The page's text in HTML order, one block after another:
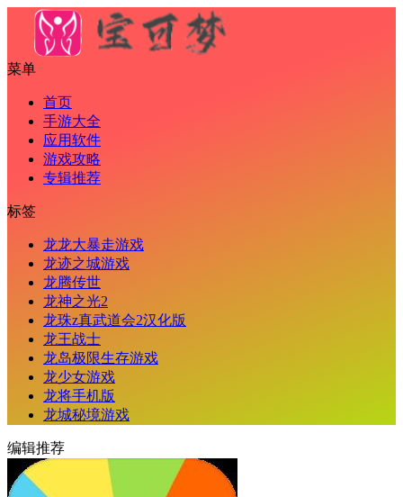
菜单
首页
手游大全
应用软件
游戏攻略
专辑推荐
标签
龙龙大暴走游戏
龙迹之城游戏
龙腾传世
龙神之光2
龙珠z真武道会2汉化版
龙王战士
龙岛极限生存游戏
龙少女游戏
龙将手机版
龙城秘境游戏
编辑推荐